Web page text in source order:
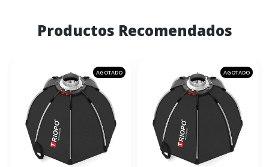
Productos Recomendados
AGOTADO AGOTADO